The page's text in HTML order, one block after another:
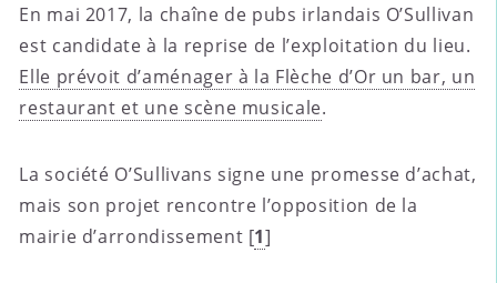
En mai 2017, la chaîne de pubs irlandais O’Sullivan
est candidate à la reprise de l’exploitation du lieu.
Elle prévoit d’aménager à la Flèche d’Or un bar, un
restaurant et une scène musicale.
La société O’Sullivans signe une promesse d’achat,
mais son projet rencontre l’opposition de la
mairie d’arrondissement [1]